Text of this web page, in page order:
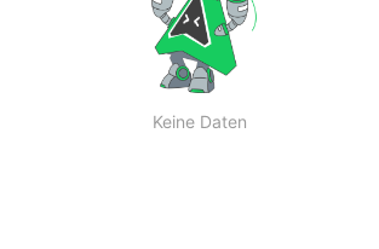
Keine Daten